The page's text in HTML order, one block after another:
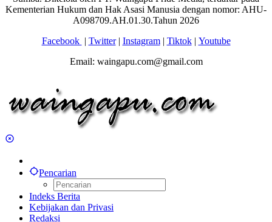
Kementerian Hukum dan Hak Asasi Manusia dengan nomor: AHU-
A098709.AH.01.30.Tahun 2026
Facebook | Twitter| Instagram| Tiktok| Youtube
Email: waingapu.com@gmail.com
Pencarian
Indeks Berita
Kebijakan dan Privasi
Redaksi